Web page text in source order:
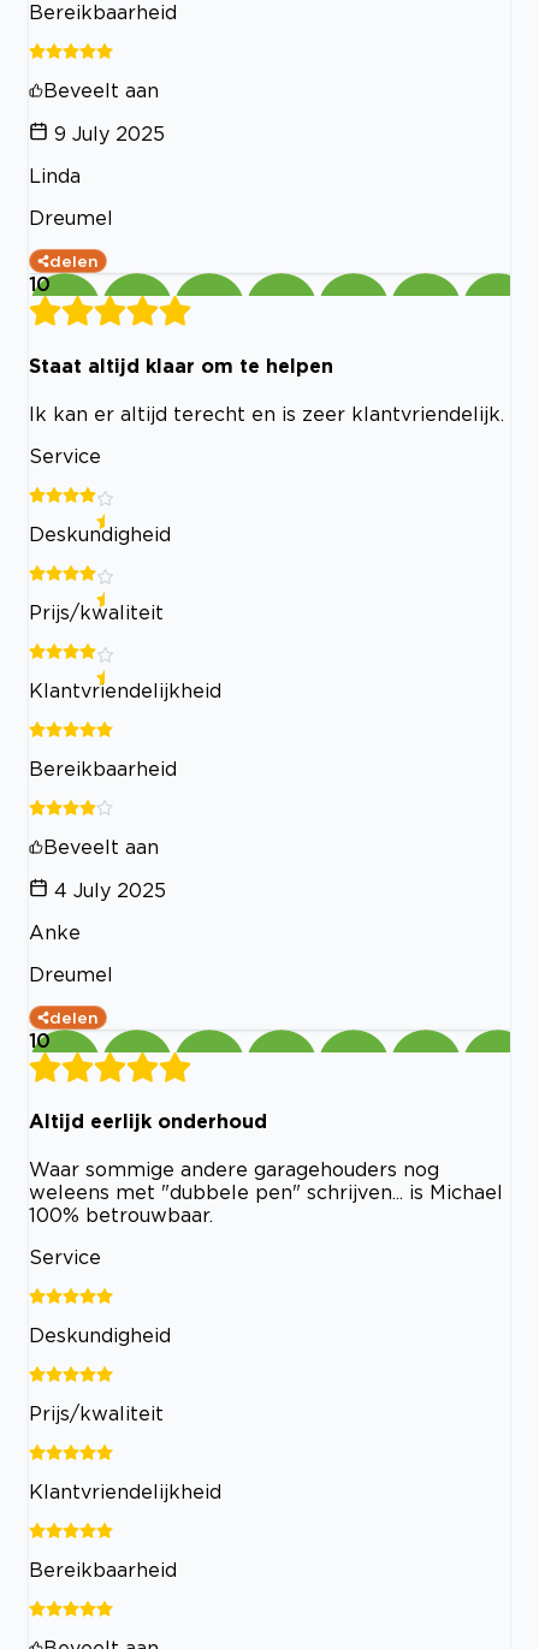
Bereikbaarheid
Beveelt aan
9 July 2025
Linda
Dreumel
delen
10
Staat altijd klaar om te helpen
Ik kan er altijd terecht en is zeer klantvriendelijk.
Service
Deskundigheid
Prijs/kwaliteit
Klantvriendelijkheid
Bereikbaarheid
Beveelt aan
4 July 2025
Anke
Dreumel
delen
10
Altijd eerlijk onderhoud
Waar sommige andere garagehouders nog
weleens met "dubbele pen" schrijven... is Michael
100% betrouwbaar.
Service
Deskundigheid
Prijs/kwaliteit
Klantvriendelijkheid
Bereikbaarheid